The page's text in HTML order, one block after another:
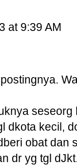
at 9:39 AM
dkota kecil,
obat dan
dr yg tgl